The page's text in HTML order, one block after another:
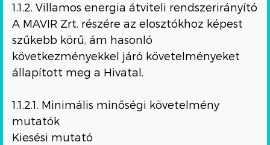
1.1.2. Villamos energia átviteli rendszerirányító
A MAVIR Zrt. részére az elosztókhoz képest
szűkebb körű, ám hasonló
következményekkel járó követelményeket
állapított meg a Hivatal.
1.1.2.1. Minimális minőségi követelmény
mutatók
Kiesési mutató